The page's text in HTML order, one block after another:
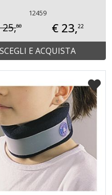
12459
80 € 23,22
SCEGLI E ACQUISTA